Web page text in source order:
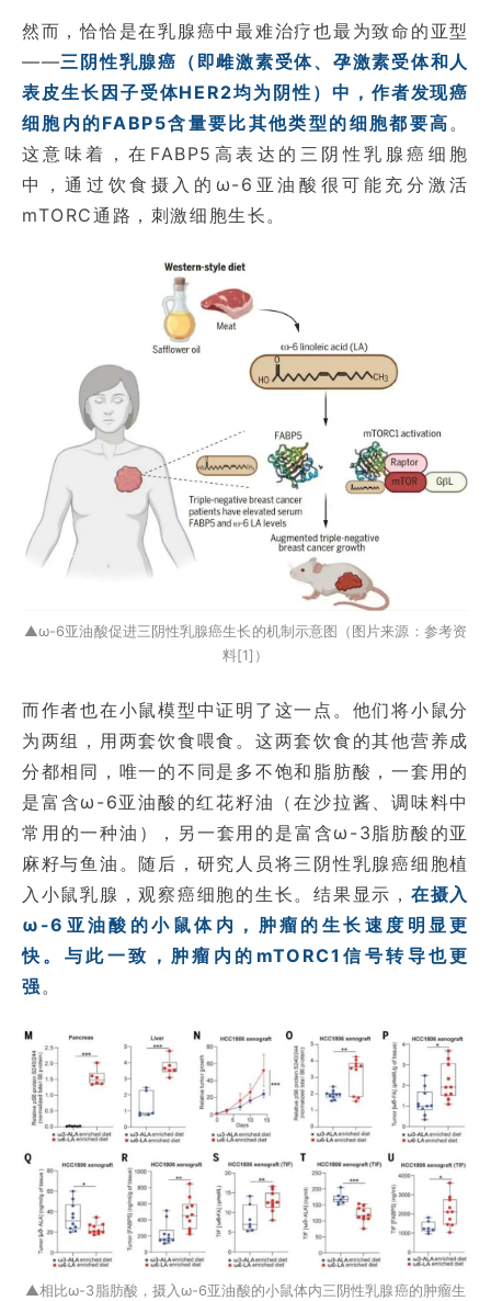
然而，恰恰是在乳腺癌中最难治疗也最为致命的亚型
——三阴性乳腺癌（即雌激素受体、孕激素受体和人
表皮生长因子受体HER2均为阴性）中，作者发现癌
细胞内的FABP5含量要比其他类型的细胞都要高 。
这意味着，在FABP5高表达的三阴性乳腺癌细胞
中，通过饮食摄入的ω-6亚油酸很可能充分激活
mTORC通路，刺激细胞生长。
▲ω-6亚油酸促进三阴性乳腺癌生长的机制示意图（图片来源：参考资
料[1]）
而作者也在小鼠模型中证明了这一点。他们将小鼠分
为两组，用两套饮食喂食。这两套饮食的其他营养成
分都相同，唯一的不同是多不饱和脂肪酸，一套用的
是富含ω-6亚油酸的红花籽油（在沙拉酱、调味料中
常用的一种油），另一套用的是富含ω-3脂肪酸的亚
麻籽与鱼油。随后，研究人员将三阴性乳腺癌细胞植
入小鼠乳腺，观察癌细胞的生长。结果显示， 在摄入
ω-6亚油酸的小鼠体内，肿瘤的生长速度明显更
快。与此一致，肿瘤内的mTORC1信号转导也更
强 。
▲相比ω-3脂肪酸，摄入ω-6亚油酸的小鼠体内三阴性乳腺癌的肿瘤生